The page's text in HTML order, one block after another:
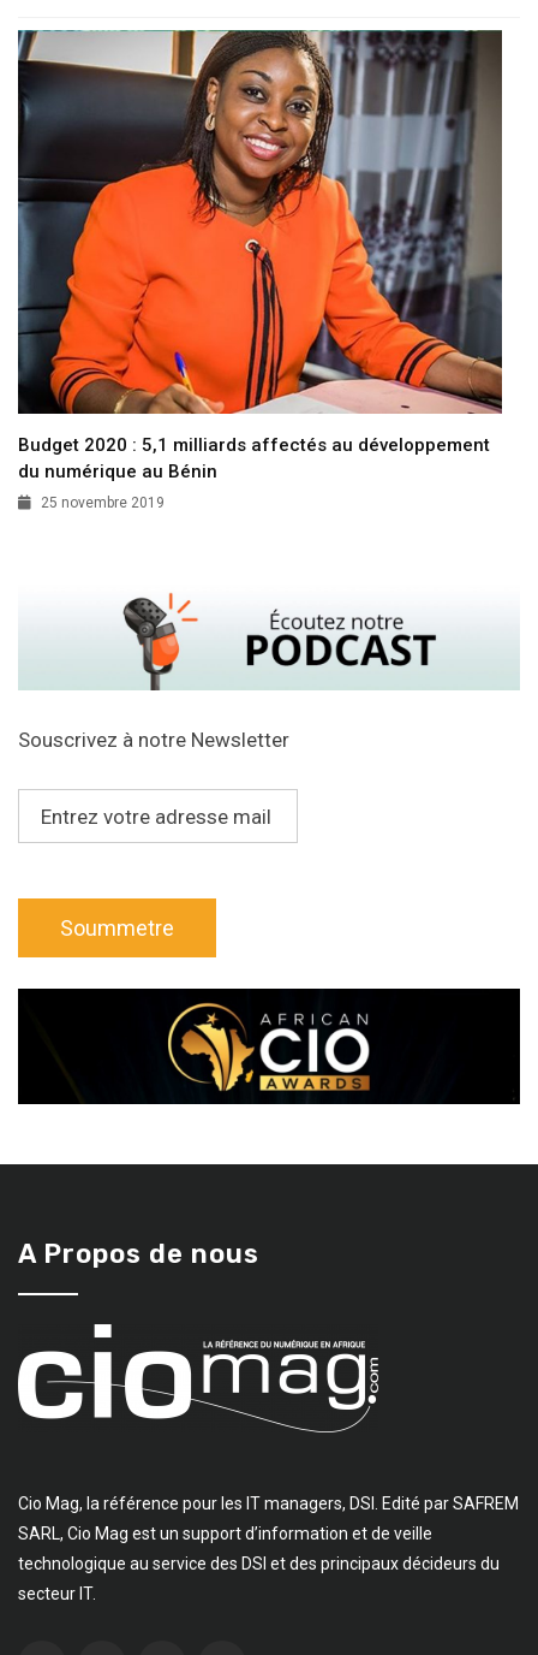
Budget 2020 : 5,1 milliards affectés au développement
du numérique au Bénin
25 novembre 2019
Souscrivez à notre Newsletter
A Propos de nous
Cio Mag, la référence pour les IT managers, DSI. Edité par SAFREM
SARL, Cio Mag est un support d’information et de veille
technologique au service des DSI et des principaux décideurs du
secteur IT.